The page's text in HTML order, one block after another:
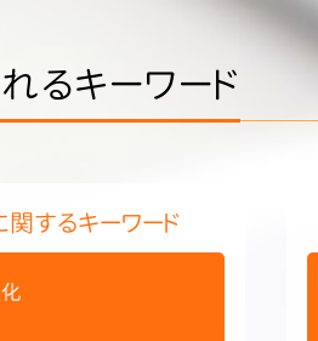
るキーワード
するキーワード